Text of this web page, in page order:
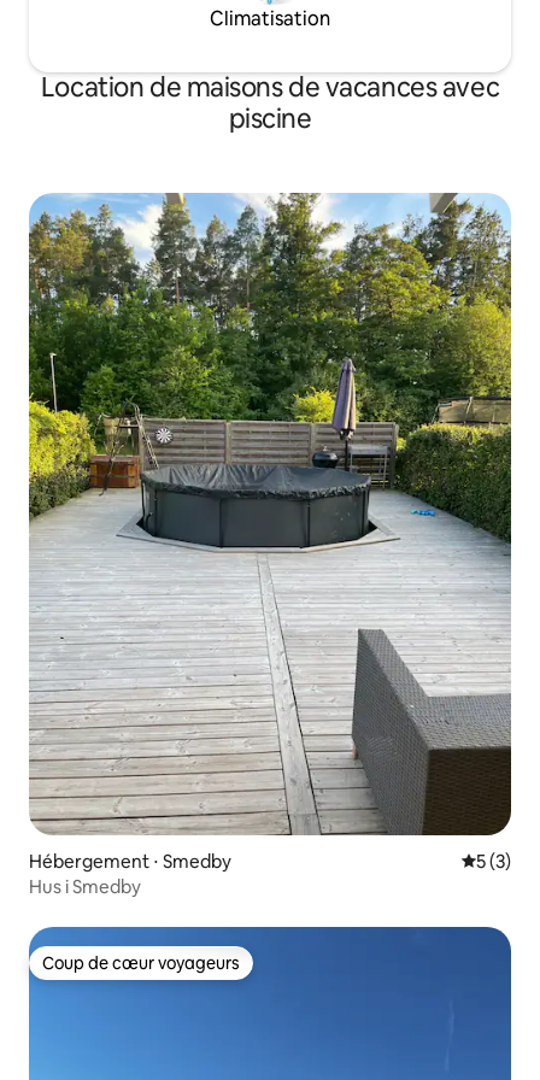
Climatisation
Location de maisons de vacances avec
piscine
Hébergement ⋅ Smedby
5 (3)
Hus i Smedby
Coup de cœur voyageurs
Coup de cœur voyageurs